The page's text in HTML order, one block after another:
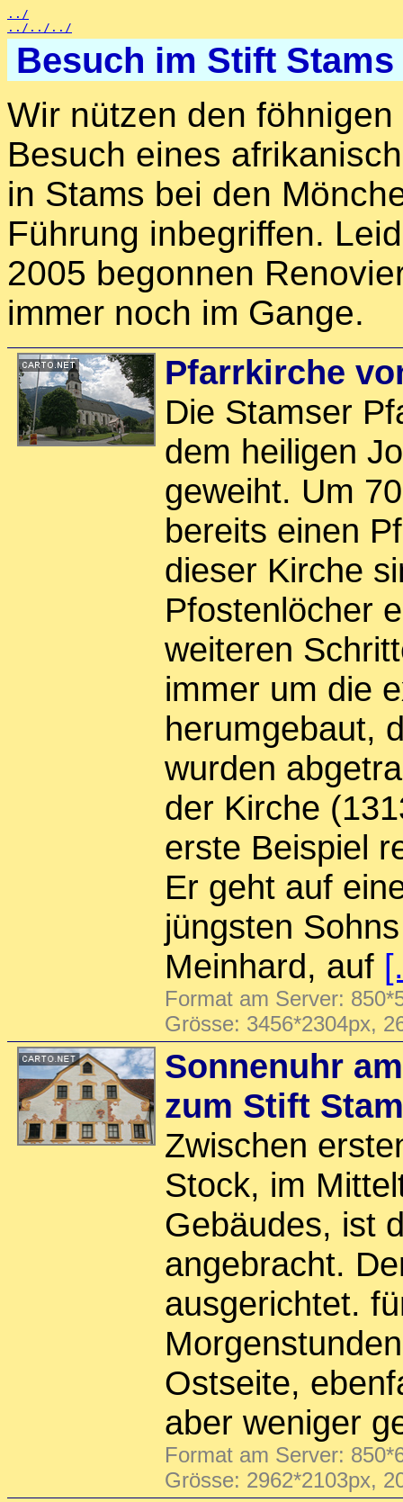
../
../../../
Besuch im Stift Stams
Wir nützen den
Besuch eines
in Stams bei den
Führung inbegriffen.
2005 begonnen
immer noch im Gange.
Pfarrkirche
Die Stamser
dem heiligen
geweiht. Um
bereits einen
dieser Kirche
Pfostenlöcher
weiteren
immer um die
herumgebaut,
wurden
der Kirche
erste Beispiel
Er geht auf
jüngsten
Meinhard, auf
Format am Server:
Grösse: 3456*2304px,
Sonnenuhr
zum Stift
Zwischen
Stock, im
Gebäudes, ist
angebracht.
ausgerichtet.
Ostseite,
aber weniger
Format am Server:
Grösse: 2962*2103px,